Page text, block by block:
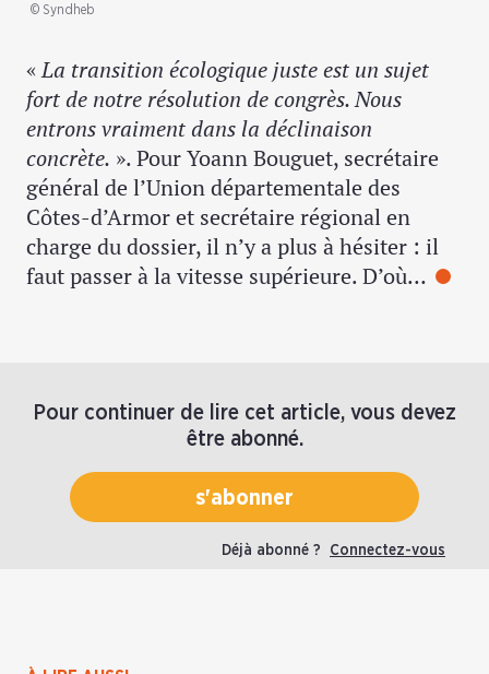
© Syndheb
«La transition écologique juste est un sujet
fort de notre résolution de congrès. Nous
entrons vraiment dans la déclinaison
concrète. ». Pour Yoann Bouguet, secrétaire
général de l’Union départementale des
Côtes-d’Armor et secrétaire régional en
charge du dossier, il n’y a plus à hésiter : il
faut passer à la vitesse supérieure. D’où…
Pour continuer de lire cet article, vous devez
être abonné.
s'abonner
Déjà abonné ? Connectez-vous